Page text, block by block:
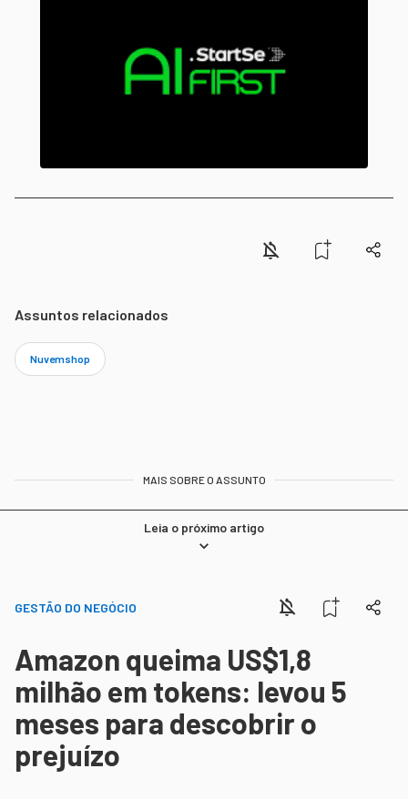
Assuntos relacionados
Nuvemshop
MAIS SOBRE O ASSUNTO
Leia o próximo artigo
GESTÃO DO NEGÓCIO
Amazon queima US$1,8
milhão em tokens: levou 5
meses para descobrir o
prejuízo